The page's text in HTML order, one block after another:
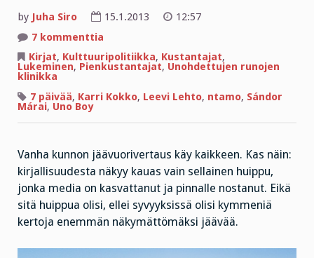
by Juha Siro 15.1.2013
12:57
7 kommenttia
meillä
jo
Kirjat, Kulttuuripolitiikka, Kustantajat,
Lukeminen, Pienkustantajat, Unohdettujen runojen
klinikka
7 päivää, Karri Kokko, Leevi Lehto, ntamo, Sándor
Márai, Uno Boy
Vanha kunnon jäävuorivertaus käy kaikkeen. Kas näin:
kirjallisuudesta näkyy kauas vain sellainen huippu,
jonka media on kasvattanut ja pinnalle nostanut. Eikä
sitä huippua olisi, ellei syvyyksissä olisi kymmeniä
kertoja enemmän näkymättömäksi jäävää.